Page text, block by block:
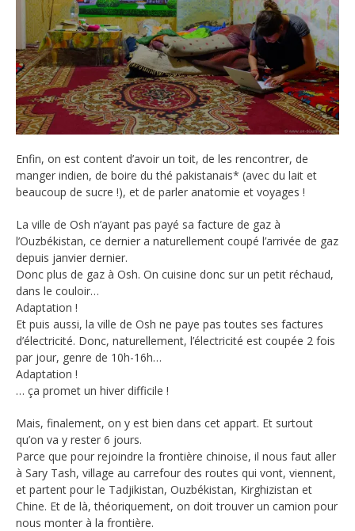
Enfin, on est content d’avoir un toit, de les rencontrer, de
manger indien, de boire du thé pakistanais* (avec du lait et
beaucoup de sucre !), et de parler anatomie et voyages !
La ville de Osh n’ayant pas payé sa facture de gaz à
l’Ouzbékistan, ce dernier a naturellement coupé l’arrivée de gaz
depuis janvier dernier.
Donc plus de gaz à Osh. On cuisine donc sur un petit réchaud,
dans le couloir…
Adaptation !
Et puis aussi, la ville de Osh ne paye pas toutes ses factures
d’électricité. Donc, naturellement, l’électricité est coupée 2 fois
par jour, genre de 10h-16h…
Adaptation !
… ça promet un hiver difficile !
Mais, finalement, on y est bien dans cet appart. Et surtout
qu’on va y rester 6 jours.
Parce que pour rejoindre la frontière chinoise, il nous faut aller
à Sary Tash, village au carrefour des routes qui vont, viennent,
et partent pour le Tadjikistan, Ouzbékistan, Kirghizistan et
Chine. Et de là, théoriquement, on doit trouver un camion pour
nous monter à la frontière.